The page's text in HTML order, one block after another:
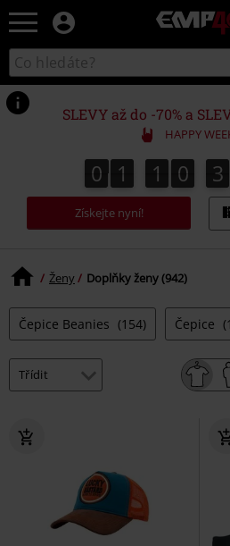
EMP
filmy
&
pro
hráče,
móda
Katalog
vyhledávání
SLEVY až do -70% a
HAPPY
0
0 1
1 1
1 0
0 3
3
Získejte nyní!
Ženy Doplňky ženy (942)
Čepice Beanies (154) Čepice